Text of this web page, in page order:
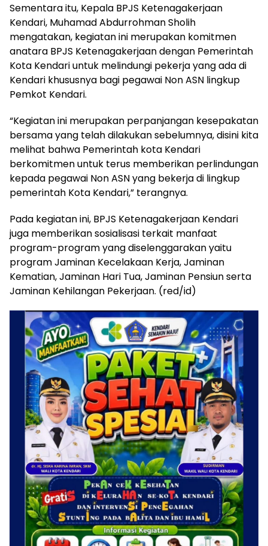
Sementara itu, Kepala BPJS Ketenagakerjaan
Kendari, Muhamad Abdurrohman Sholih
mengatakan, kegiatan ini merupakan komitmen
anatara BPJS Ketenagakerjaan dengan Pemerintah
Kota Kendari untuk melindungi pekerja yang ada di
Kendari khususnya bagi pegawai Non ASN lingkup
Pemkot Kendari.
“Kegiatan ini merupakan perpanjangan kesepakatan
bersama yang telah dilakukan sebelumnya, disini kita
melihat bahwa Pemerintah kota Kendari
berkomitmen untuk terus memberikan perlindungan
kepada pegawai Non ASN yang bekerja di lingkup
pemerintah Kota Kendari,” terangnya.
Pada kegiatan ini, BPJS Ketenagakerjaan Kendari
juga memberikan sosialisasi terkait manfaat
program-program yang diselenggarakan yaitu
program Jaminan Kecelakaan Kerja, Jaminan
Kematian, Jaminan Hari Tua, Jaminan Pensiun serta
Jaminan Kehilangan Pekerjaan. (red/id)